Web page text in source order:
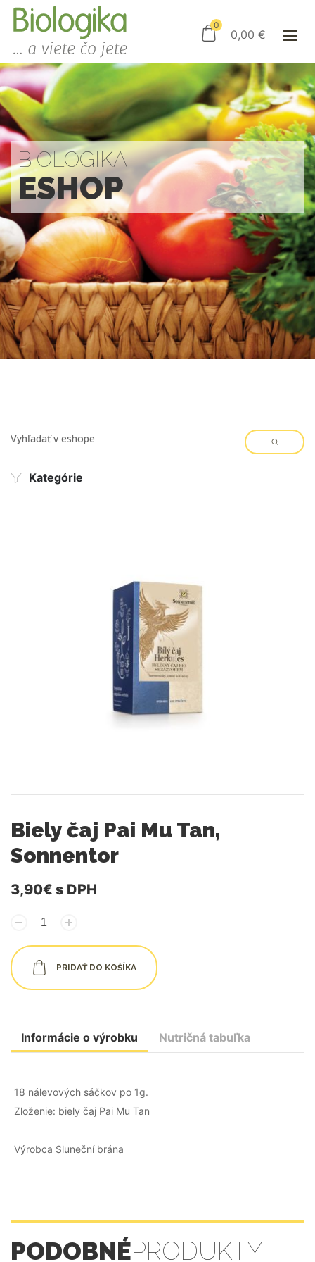
ESHOP
AKO NAKUPOVAŤ
KAMENNÝ OBCHOD
KONTAKT
0
0,00 €
PRIHLÁSENIE
BIOLOGIKA
ESHOP
Kategórie
Biely čaj Pai Mu Tan,
Sonnentor
3,90€ s DPH
PRIDAŤ DO KOŠÍKA
Informácie o výrobku Nutričná tabuľka
18 nálevových sáčkov po 1g.
Zloženie: biely čaj Pai Mu Tan
Výrobca Sluneční brána
PODOBNÉPRODUKTY